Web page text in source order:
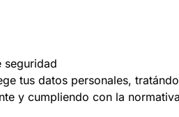
seguridad
tus datos personales,
y cumpliendo con la normativa